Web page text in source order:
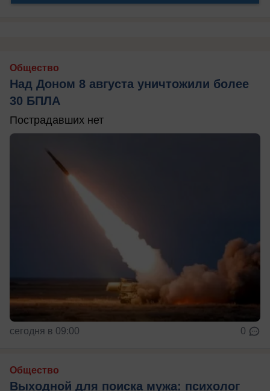
Общество
Над Доном 8 августа уничтожили более
30 БПЛА
Пострадавших нет
сегодня в 09:00 0
Общество
Выходной для поиска мужа: психолог